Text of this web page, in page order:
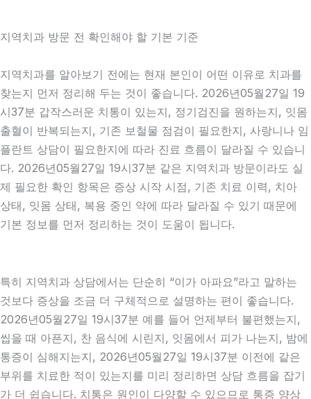
지역치과 방문 전 확인해야 할 기본 기준
지역치과를 알아보기 전에는 현재 본인이 어떤 이유로 치과를
찾는지 먼저 정리해 두는 것이 좋습니다. 2026년05월27일 19
시37분 갑작스러운 치통이 있는지, 정기검진을 원하는지, 잇몸
출혈이 반복되는지, 기존 보철물 점검이 필요한지, 사랑니나 임
플란트 상담이 필요한지에 따라 진료 흐름이 달라질 수 있습니
다. 2026년05월27일 19시37분 같은 지역치과 방문이라도 실
제 필요한 확인 항목은 증상 시작 시점, 기존 치료 이력, 치아
상태, 잇몸 상태, 복용 중인 약에 따라 달라질 수 있기 때문에
기본 정보를 먼저 정리하는 것이 도움이 됩니다.
특히 지역치과 상담에서는 단순히 “이가 아파요”라고 말하는
것보다 증상을 조금 더 구체적으로 설명하는 편이 좋습니다.
2026년05월27일 19시37분 예를 들어 언제부터 불편했는지,
씹을 때 아픈지, 찬 음식에 시린지, 잇몸에서 피가 나는지, 밤에
통증이 심해지는지, 2026년05월27일 19시37분 이전에 같은
부위를 치료한 적이 있는지를 미리 정리하면 상담 흐름을 잡기
가 더 쉽습니다. 치통은 원인이 다양할 수 있으므로 통증 양상